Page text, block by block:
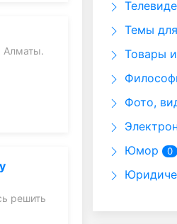
Алматы.
решить
Темы
Товары
Фото,
Юмор 0